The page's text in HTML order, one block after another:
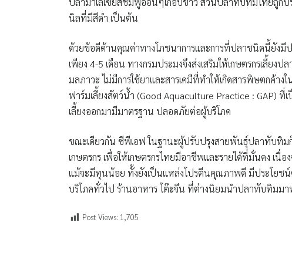
นิลที่มีสีดำ เป็นต้น
ด้วยข้อดีด้านคุณค่าทางโภชนาการและการที่ปลาชนิดนี้ยังมีป
เพียง 4-5 เดือน ทางกรมประมงจึงส่งเสริมให้เกษตรกรเลี้ย
มลภาวะ ไม่มีการใช้ยาและสารเคมีที่ทำให้เกิดสารพิษตกค้า
ฟาร์มเลี้ยงสัตว์น้ำ (Good Aquaculture Practice : GAP)
เลี้ยงออกมามีมาตรฐาน ปลอดภัยต่อผู้บริโภค
ขณะเดียวกัน ซีพีเอฟ ในฐานะผู้ปรับปรุงสายพันธุ์ปลาทับทิม
เกษตรกร เพื่อให้เกษตรกรไทยมีอาชีพและรายได้ที่มั่นคง เนื่อ
แม้จะมีทุนน้อย ทั้งยังเป็นแหล่งโปรตีนคุณภาพดี มีประโยช
บริโภคทั่วไป ร้านอาหาร โต๊ะจีน ที่ต่างนิยมนำปลาทับทิมมา
Post Views: 1,705